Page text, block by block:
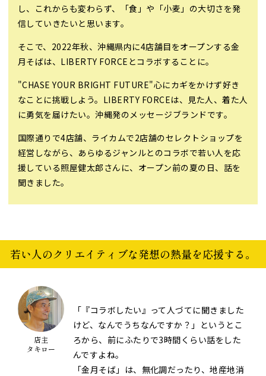
し、これからも変わらず、「食」や「小麦」の大切さを発
信していきたいと思います。
そこで、2022年秋、沖縄県内に4店舗目をオープンする金
月そばは、LIBERTY FORCEとコラボすることに。
"CHASE YOUR BRIGHT FUTURE"心にカギをかけず好き
なことに挑戦しよう。LIBERTY FORCEは、見た人、着た人
に勇気を届けたい。沖縄発のメッセージブランドです。
国際通りで4店舗、ライカムで2店舗のセレクトショップを
経営しながら、あらゆるジャンルとのコラボで若い人を応
援している照屋健太郎さんに、オープン前の夏の日、話を
聞きました。
若い人のクリエイティブな発想の熱量を応援する。
店主
タキロー
「『コラボしたい』って人づてに聞きました
けど、なんでうちなんですか？」というとこ
ろから、前にふたりで3時間くらい話をした
んですよね。
「金月そば」は、無化調だったり、地産地消